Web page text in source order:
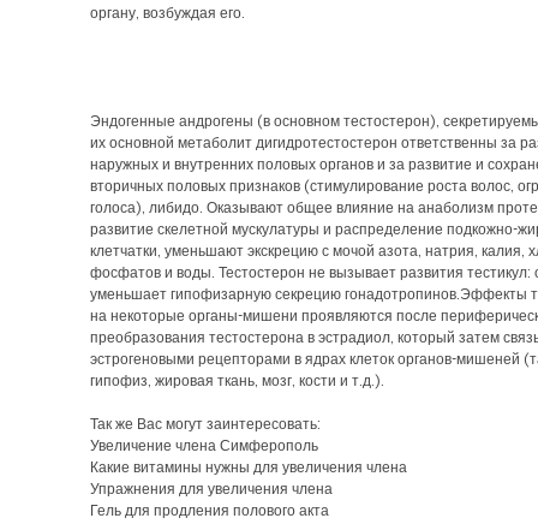
органу, возбуждая его.
Эндогенные андрогены (в основном тестостерон),
их основной метаболит дигидротестостерон ответственны за
наружных и внутренних половых органов и за развитие и
вторичных половых признаков (стимулирование роста волос,
голоса), либидо. Оказывают общее влияние на анаболизм
развитие скелетной мускулатуры и распределение подкожно-
клетчатки, уменьшают экскрецию с мочой азота, натрия, калия,
фосфатов и воды. Тестостерон не вызывает развития тестикул:
уменьшает гипофизарную секрецию гонадотропинов.Эффекты
на некоторые органы-мишени проявляются после
преобразования тестостерона в эстрадиол, который затем
эстрогеновыми рецепторами в ядрах клеток органов-мишеней
гипофиз, жировая ткань, мозг, кости и т.д.).
Так же Вас могут заинтересовать:
Увеличение члена Симферополь
Какие витамины нужны для увеличения члена
Упражнения для увеличения члена
Гель для продления полового акта